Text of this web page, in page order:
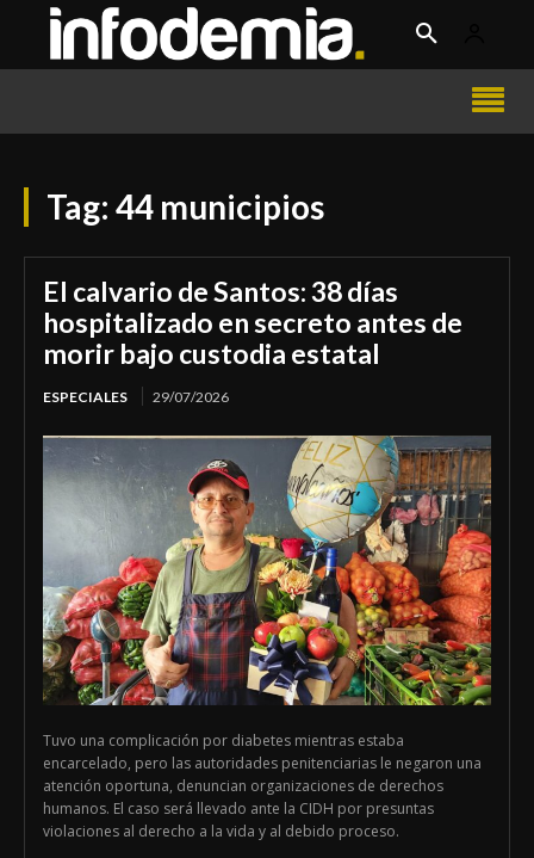
Tag: 44 municipios
El calvario de Santos: 38 días
hospitalizado en secreto antes de
morir bajo custodia estatal
ESPECIALES 29/07/2026
Tuvo una complicación por diabetes mientras estaba
encarcelado, pero las autoridades penitenciarias le negaron una
atención oportuna, denuncian organizaciones de derechos
humanos. El caso será llevado ante la CIDH por presuntas
violaciones al derecho a la vida y al debido proceso.